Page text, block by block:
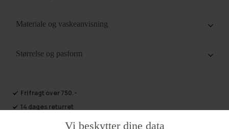
Materiale og vaskeanvisning
Størrelse og pasform
Fri fragt over 750.-
14 dages returret
Næste afhentning:31:55:44